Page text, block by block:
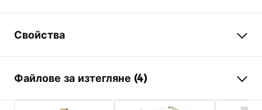
Свойства
Материал
Месинг , ABS
Тип батерия
Термостатична
Файлове за изтегляне (4)